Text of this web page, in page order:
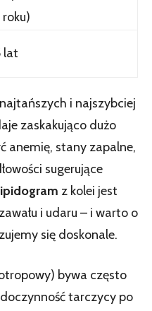
roku)
lat
i najszybciej
zaskakująco dużo
anemię, stany zapalne,
sugerujące
z kolei jest
i udaru – i warto o
się doskonale.
bywa często
tarczycy po